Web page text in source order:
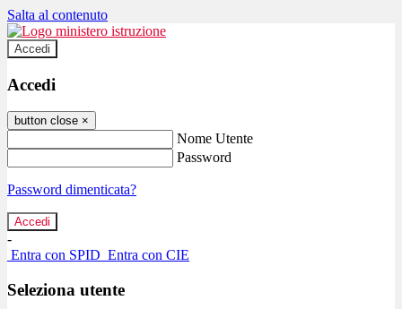
Salta al contenuto
Accedi
Accedi
button close ×
Nome Utente
Password
Password dimenticata?
-
Entra con SPID Entra con CIE
Seleziona utente